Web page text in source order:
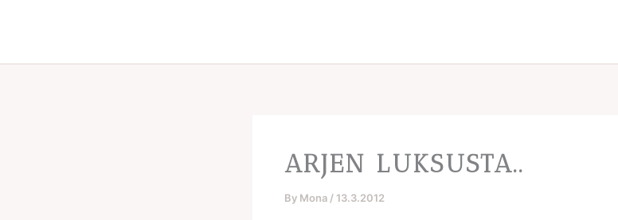
ARJEN LUKSUSTA..
By Mona / 13.3.2012